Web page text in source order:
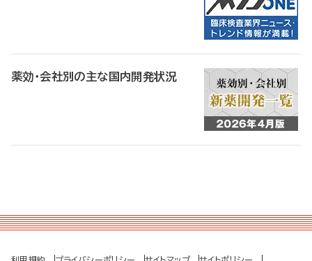
薬効・会社別の主な国内開発状況